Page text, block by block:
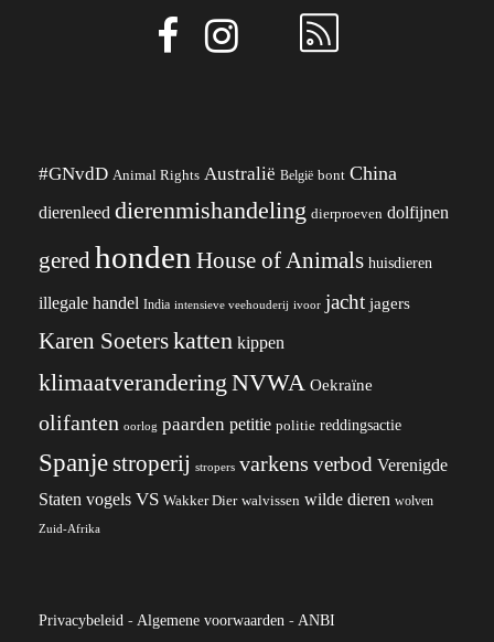
#GNvdD Animal Rights Australië België bont China
dierenleed dierenmishandeling dierproeven dolfijnen
geredhonden House of Animals huisdieren
illegale handel India intensieve veehouderij ivoor jacht jagers
Karen Soeterskatten kippen
klimaatverandering NVWA Oekraïne
olifanten oorlog paarden petitie politie reddingsactie
Spanjestroperij stropers varkens verbod Verenigde
Staten vogels VS Wakker Dier walvissen wilde dieren wolven
Zuid-Afrika
Privacybeleid - Algemene voorwaarden - ANBI